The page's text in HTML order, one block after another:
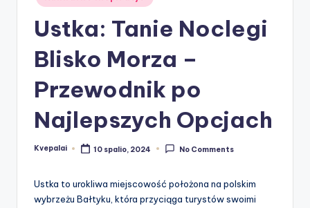
in
Ustka: Tanie Noclegi
Blisko Morza –
Przewodnik po
Najlepszych Opcjach
Posted
Kvepalai 10 spalio, 2024 No Comments
Ustka to urokliwa miejscowość położona na polskim
wybrzeżu Bałtyku, która przyciąga turystów swoimi